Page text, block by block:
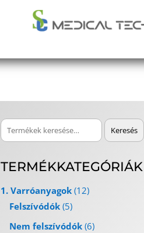
Keresés
a
következőre:
Keresés
TERMÉKKATEGÓRIÁK
1. Varróanyagok (12)
Felszívódók (5)
Nem felszívódók (6)